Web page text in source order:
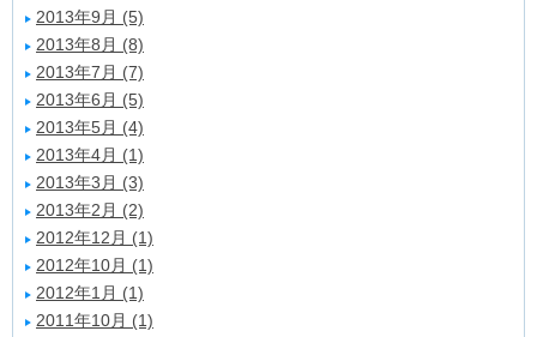
2013年9月 (5)
2013年8月 (8)
2013年7月 (7)
2013年6月 (5)
2013年5月 (4)
2013年4月 (1)
2013年3月 (3)
2013年2月 (2)
2012年12月 (1)
2012年10月 (1)
2012年1月 (1)
2011年10月 (1)